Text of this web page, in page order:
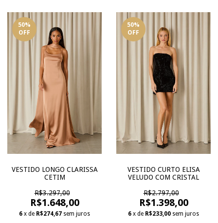
50%
OFF
VESTIDO LONGO CLARISSA
CETIM
R$3.297,00
R$1.648,00
6 x de R$274,67 sem juros
50%
OFF
VESTIDO CURTO ELISA
VELUDO COM CRISTAL
R$2.797,00
R$1.398,00
6 x de R$233,00 sem juros